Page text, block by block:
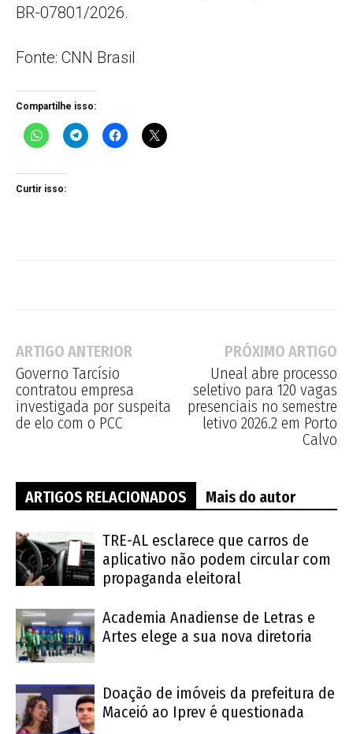
BR-07801/2026.
Fonte: CNN Brasil
Compartilhe isso:
Curtir isso:
ARTIGO ANTERIOR
Governo Tarcísio
contratou empresa
investigada por suspeita
de elo com o PCC
PRÓXIMO ARTIGO
Uneal abre processo
seletivo para 120 vagas
presenciais no semestre
letivo 2026.2 em Porto
Calvo
ARTIGOS RELACIONADOS Mais do autor
TRE-AL esclarece que carros de
aplicativo não podem circular com
propaganda eleitoral
Academia Anadiense de Letras e
Artes elege a sua nova diretoria
Doação de imóveis da prefeitura de
Maceió ao Iprev é questionada